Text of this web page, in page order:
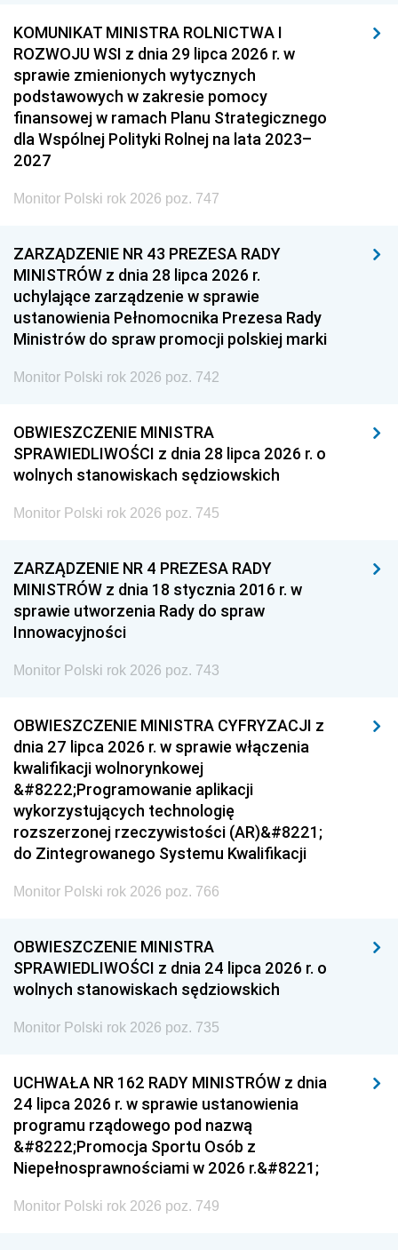
KOMUNIKAT MINISTRA ROLNICTWA I
ROZWOJU WSI z dnia 29 lipca 2026 r. w
sprawie zmienionych wytycznych
podstawowych w zakresie pomocy
finansowej w ramach Planu Strategicznego
dla Wspólnej Polityki Rolnej na lata 2023–
2027
Monitor Polski rok 2026 poz. 747
ZARZĄDZENIE NR 43 PREZESA RADY
MINISTRÓW z dnia 28 lipca 2026 r.
uchylające zarządzenie w sprawie
ustanowienia Pełnomocnika Prezesa Rady
Ministrów do spraw promocji polskiej marki
Monitor Polski rok 2026 poz. 742
OBWIESZCZENIE MINISTRA
SPRAWIEDLIWOŚCI z dnia 28 lipca 2026 r. o
wolnych stanowiskach sędziowskich
Monitor Polski rok 2026 poz. 745
ZARZĄDZENIE NR 4 PREZESA RADY
MINISTRÓW z dnia 18 stycznia 2016 r. w
sprawie utworzenia Rady do spraw
Innowacyjności
Monitor Polski rok 2026 poz. 743
OBWIESZCZENIE MINISTRA CYFRYZACJI z
dnia 27 lipca 2026 r. w sprawie włączenia
kwalifikacji wolnorynkowej
&#8222;Programowanie aplikacji
wykorzystujących technologię
rozszerzonej rzeczywistości (AR)&#8221;
do Zintegrowanego Systemu Kwalifikacji
Monitor Polski rok 2026 poz. 766
OBWIESZCZENIE MINISTRA
SPRAWIEDLIWOŚCI z dnia 24 lipca 2026 r. o
wolnych stanowiskach sędziowskich
Monitor Polski rok 2026 poz. 735
UCHWAŁA NR 162 RADY MINISTRÓW z dnia
24 lipca 2026 r. w sprawie ustanowienia
programu rządowego pod nazwą
&#8222;Promocja Sportu Osób z
Niepełnosprawnościami w 2026 r.&#8221;
Monitor Polski rok 2026 poz. 749